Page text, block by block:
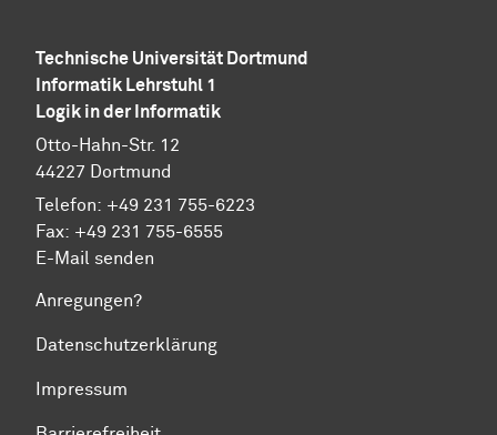
Technische Universität Dortmund
Informatik Lehrstuhl 1
Logik in der Informatik
Otto-Hahn-Str. 12
44227 Dortmund
Telefon: +49 231 755-6223
Fax: +49 231 755-6555
E-Mail senden
Anregungen?
Datenschutzerklärung
Impressum